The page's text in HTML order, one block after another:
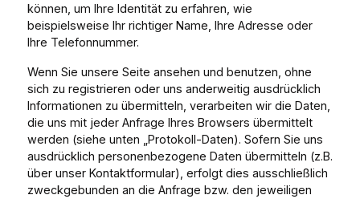
können, um Ihre Identität zu erfahren, wie
beispielsweise Ihr richtiger Name, Ihre Adresse oder
Ihre Telefonnummer.
Wenn Sie unsere Seite ansehen und benutzen, ohne
sich zu registrieren oder uns anderweitig ausdrücklich
Informationen zu übermitteln, verarbeiten wir die Daten,
die uns mit jeder Anfrage Ihres Browsers übermittelt
werden (siehe unten „Protokoll-Daten). Sofern Sie uns
ausdrücklich personenbezogene Daten übermitteln (z.B.
über unser Kontaktformular), erfolgt dies ausschließlich
zweckgebunden an die Anfrage bzw. den jeweiligen